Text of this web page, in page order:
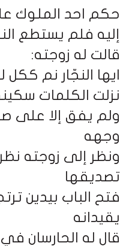
حكم احد الملوك
إليه فلم يستطع
قالت له زوجته:
ايها النجّار نم ككل
نزلت الكلمات
ولم يفق إلا على
وجهه
ونظر إلى زوجته
تصديقها
فتح الباب بيدين
يقيدانه
قال له الحارسان